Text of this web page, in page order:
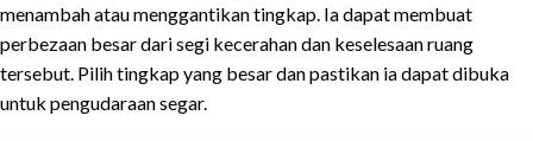
menambah atau menggantikan tingkap. Ia dapat membuat
perbezaan besar dari segi kecerahan dan keselesaan ruang
tersebut. Pilih tingkap yang besar dan pastikan ia dapat dibuka
untuk pengudaraan segar.